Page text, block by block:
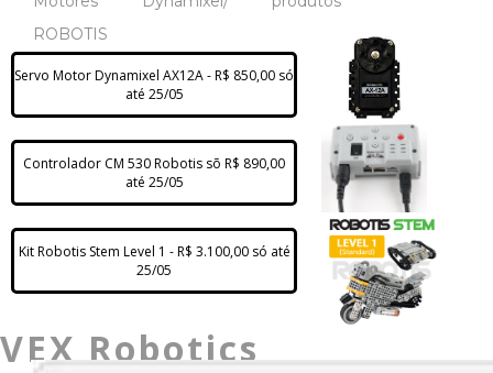
ROBOTIS
Servo Motor Dynamixel AX12A - R$ 850,00 só
até 25/05
Controlador CM 530 Robotis sõ R$ 890,00
até 25/05
Kit Robotis Stem Level 1 - R$ 3.100,00 só até
25/05
VEX Robotics